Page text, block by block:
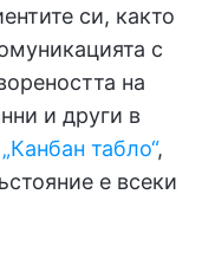
си, както
с
на
и други в
„Канбан табло“,
е всеки